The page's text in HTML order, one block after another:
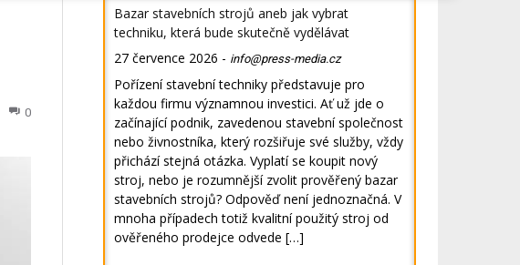
0
Bazar stavebních strojů aneb jak vybrat
techniku, která bude skutečně vydělávat
27 července 2026 - info@press-media.cz
Pořízení stavební techniky představuje pro
každou firmu významnou investici. Ať už jde o
začínající podnik, zavedenou stavební společnost
nebo živnostníka, který rozšiřuje své služby, vždy
přichází stejná otázka. Vyplatí se koupit nový
stroj, nebo je rozumnější zvolit prověřený bazar
stavebních strojů? Odpověď není jednoznačná. V
mnoha případech totiž kvalitní použitý stroj od
ověřeného prodejce odvede […]